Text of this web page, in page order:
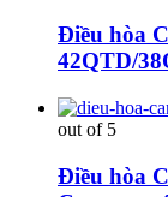
Điều hòa
42QTD/
out of 5
Điều hòa